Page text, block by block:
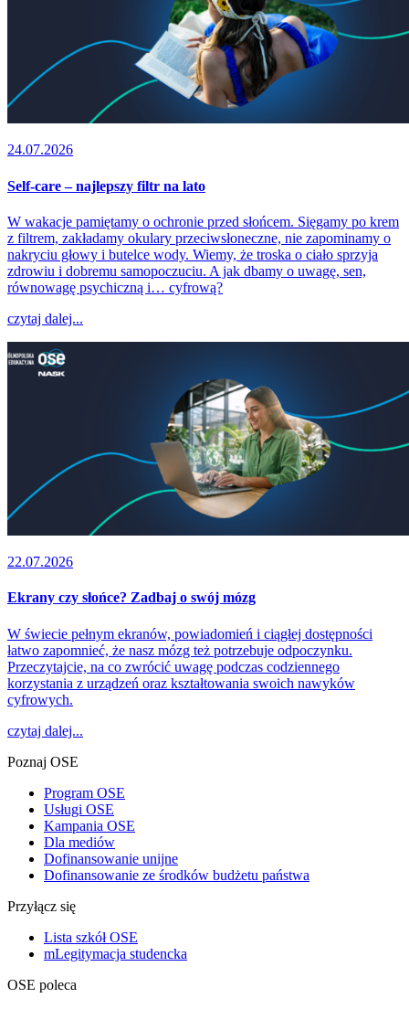
24.07.2026
Self-care – najlepszy filtr na lato
W wakacje pamiętamy o ochronie przed słońcem. Sięgamy po krem
z filtrem, zakładamy okulary przeciwsłoneczne, nie zapominamy o
nakryciu głowy i butelce wody. Wiemy, że troska o ciało sprzyja
zdrowiu i dobremu samopoczuciu. A jak dbamy o uwagę, sen,
równowagę psychiczną i… cyfrową?
czytaj dalej...
22.07.2026
Ekrany czy słońce? Zadbaj o swój mózg
W świecie pełnym ekranów, powiadomień i ciągłej dostępności
łatwo zapomnieć, że nasz mózg też potrzebuje odpoczynku.
Przeczytajcie, na co zwrócić uwagę podczas codziennego
korzystania z urządzeń oraz kształtowania swoich nawyków
cyfrowych.
czytaj dalej...
Poznaj OSE
Program OSE
Usługi OSE
Kampania OSE
Dla mediów
Dofinansowanie unijne
Dofinansowanie ze środków budżetu państwa
Przyłącz się
Lista szkół OSE
mLegitymacja studencka
OSE poleca